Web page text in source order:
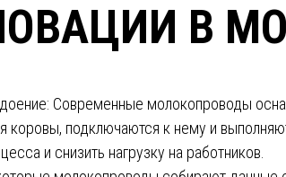
В
Современные молокопроводы
подключаются к нему и
и снизить нагрузку на работников.